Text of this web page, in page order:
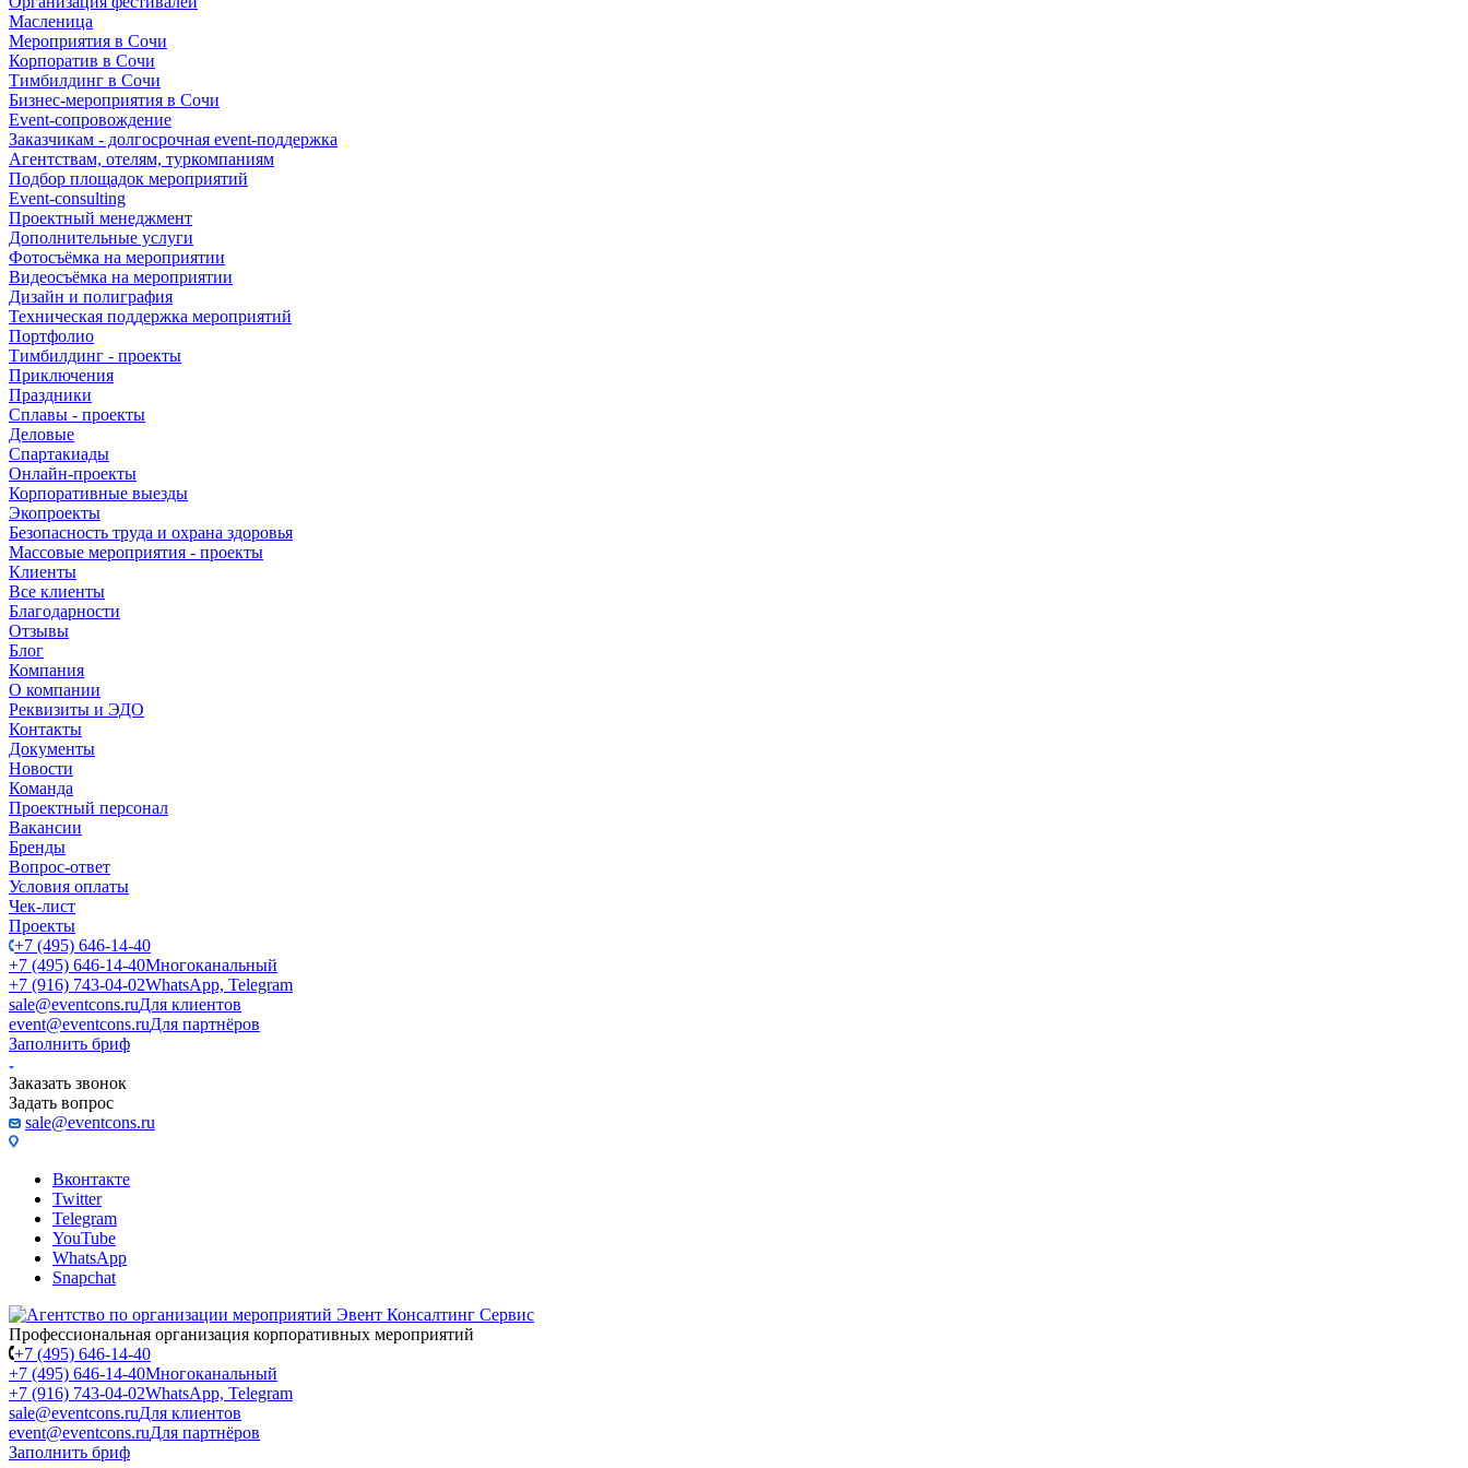
Масленица
Мероприятия в Сочи
Корпоратив в Сочи
Тимбилдинг в Сочи
Бизнес-мероприятия в Сочи
Event-сопровождение
Заказчикам - долгосрочная event-поддержка
Агентствам, отелям, туркомпаниям
Подбор площадок мероприятий
Event-consulting
Проектный менеджмент
Дополнительные услуги
Фотосъёмка на мероприятии
Видеосъёмка на мероприятии
Дизайн и полиграфия
Техническая поддержка мероприятий
Портфолио
Тимбилдинг - проекты
Приключения
Праздники
Сплавы - проекты
Деловые
Спартакиады
Онлайн-проекты
Корпоративные выезды
Экопроекты
Безопасность труда и охрана здоровья
Массовые мероприятия - проекты
Клиенты
Все клиенты
Благодарности
Отзывы
Блог
Компания
О компании
Реквизиты и ЭДО
Контакты
Документы
Новости
Команда
Проектный персонал
Вакансии
Бренды
Вопрос-ответ
Условия оплаты
Чек-лист
Проекты
+7 (495) 646-14-40
+7 (495) 646-14-40Многоканальный
+7 (916) 743-04-02WhatsApp, Telegram
sale@eventcons.ruДля клиентов
event@eventcons.ruДля партнёров
Заполнить бриф
Заказать звонок
Задать вопрос
sale@eventcons.ru
Вконтакте
Twitter
Telegram
YouTube
WhatsApp
Snapchat
Профессиональная организация корпоративных мероприятий
+7 (495) 646-14-40
+7 (495) 646-14-40Многоканальный
+7 (916) 743-04-02WhatsApp, Telegram
sale@eventcons.ruДля клиентов
event@eventcons.ruДля партнёров
Заполнить бриф